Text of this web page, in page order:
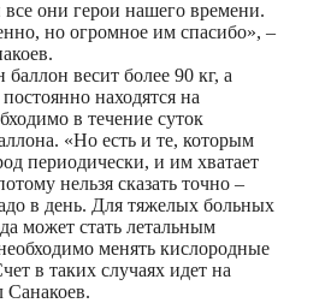
они герои нашего времени.
но огромное им спасибо», –
весит более 90 кг, а
находятся на
в течение суток
«Но есть и те, которым
периодически, и им хватает
нельзя сказать точно –
в день. Для тяжелых больных
может стать летальным
менять кислородные
в таких случаях идет на
Санакоев.